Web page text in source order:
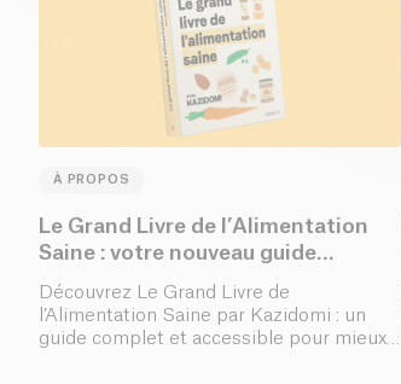
À PROPOS
Le Grand Livre de l’Alimentation
Saine : votre nouveau guide
indispensable
Découvrez Le Grand Livre de
l’Alimentation Saine par Kazidomi : un
guide complet et accessible pour mieux